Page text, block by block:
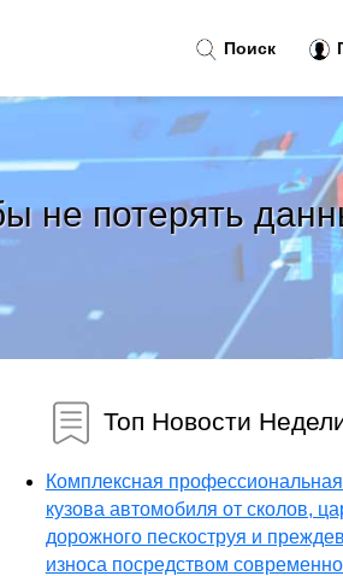
не потерять
Топ Новости
Комплексная
кузова автомобиля от сколов,
дорожного пескоструя и
износа посредством
Поиск